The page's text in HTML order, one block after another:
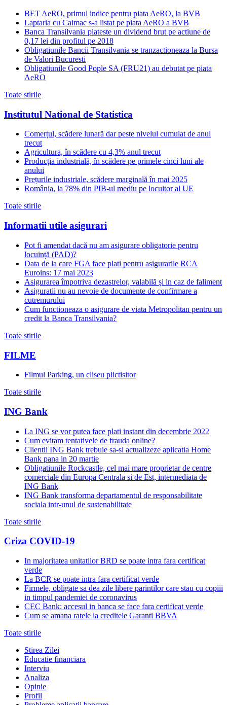
BET AeRO, primul indice pentru piata AeRO, la BVB
Laptaria cu Caimac s-a listat pe piata AeRO a BVB
Banca Transilvania plateste un dividend brut pe actiune de
0,17 lei din profitul pe 2018
Obligatiunile Bancii Transilvania se tranzactioneaza la Bursa
de Valori Bucuresti
Obligatiunile Good Pople SA (FRU21) au debutat pe piata
AeRO
Toate stirile
Institutul National de Statistica
Comerțul, scădere lunară dar peste nivelul cumulat de anul
trecut
Agricultura, în scădere cu 4,3% anul trecut
Producția industrială, în scădere pe primele cinci luni ale
anului
Prețurile industriale, scădere marginală în mai 2025
România, la 78% din PIB-ul mediu pe locuitor al UE
Toate stirile
Informatii utile asigurari
Pot fi amendat dacă nu am asigurare obligatorie pentru
locuință (PAD)?
Data de la care FGA face plati pentru asigurarile RCA
Euroins: 17 mai 2023
Asigurarea împotriva dezastrelor, valabilă și in caz de faliment
Asiguratii nu au nevoie de documente de confirmare a
cutremurului
Cum functioneaza o asigurare de viata Metropolitan pentru un
credit la Banca Transilvania?
Toate stirile
FILME
Filmul Parking, un cliseu plictisitor
Toate stirile
ING Bank
La ING se vor putea face plati instant din decembrie 2022
Cum evitam tentativele de frauda online?
Clientii ING Bank trebuie sa-si actualizeze aplicatia Home
Bank pana in 20 martie
Obligatiunile Rockcastle, cel mai mare proprietar de centre
comerciale din Europa Centrala si de Est, intermediata de
ING Bank
ING Bank transforma departamentul de responsabilitate
sociala intr-unul de sustenabilitate
Toate stirile
Criza COVID-19
In majoritatea unitatilor BRD se poate intra fara certificat
verde
La BCR se poate intra fara certificat verde
Firmele, obligate sa dea zile libere parintilor care stau cu copiii
in timpul pandemiei de coronavirus
CEC Bank: accesul in banca se face fara certificat verde
Cum se amana ratele la creditele Garanti BBVA
Toate stirile
Stirea Zilei
Educatie financiara
Interviu
Analiza
Opinie
Profil